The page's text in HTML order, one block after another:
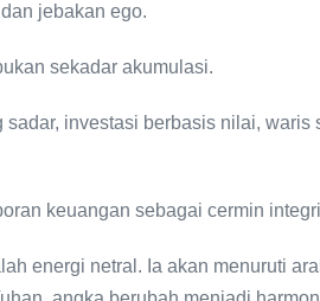
jebakan ego.
sekadar akumulasi.
investasi berbasis nilai, waris
keuangan sebagai cermin
energi netral. Ia akan menuruti